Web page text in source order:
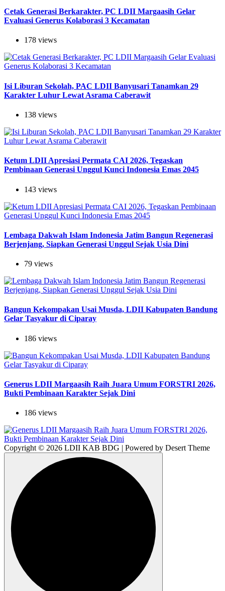
Cetak Generasi Berkarakter, PC LDII Margaasih Gelar
Evaluasi Generus Kolaborasi 3 Kecamatan
178 views
Isi Liburan Sekolah, PAC LDII Banyusari Tanamkan 29
Karakter Luhur Lewat Asrama Caberawit
138 views
Ketum LDII Apresiasi Permata CAI 2026, Tegaskan
Pembinaan Generasi Unggul Kunci Indonesia Emas 2045
143 views
Lembaga Dakwah Islam Indonesia Jatim Bangun Regenerasi
Berjenjang, Siapkan Generasi Unggul Sejak Usia Dini
79 views
Bangun Kekompakan Usai Musda, LDII Kabupaten Bandung
Gelar Tasyakur di Ciparay
186 views
Generus LDII Margaasih Raih Juara Umum FORSTRI 2026,
Bukti Pembinaan Karakter Sejak Dini
186 views
Copyright © 2026 LDII KAB BDG | Powered by Desert Theme